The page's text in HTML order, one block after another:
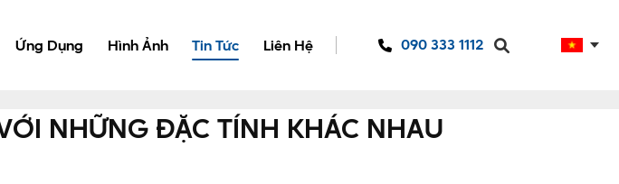
Ứng Dụng Hình Ảnh Tin Tức Liên Hệ 090 333 1112
NHỮNG ĐẶC TÍNH KHÁC NHAU